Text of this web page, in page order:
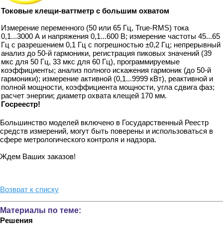
Токовые клещи-ваттметр с большим охватом
Измерение переменного (50 или 65 Гц, True-RMS) тока
0,1...3000 А и напряжения 0,1...600 В; измерение частоты 45...65
Гц с разрешением 0,1 Гц с погрешностью ±0,2 Гц; непрерывный
анализ до 50-й гармоники, регистрация пиковых значений (39
мкс для 50 Гц, 33 мкс для 60 Гц), программируемые
коэффициенты; анализ полного искажения гармоник (до 50-й
гармоники); измерение активной (0,1...9999 кВт), реактивной и
полной мощности, коэффициента мощности, угла сдвига фаз;
расчет энергии; диаметр охвата клещей 170 мм.
Госреестр!
Большинство моделей включено в Государственный Реестр
средств измерений, могут быть поверены и использоваться в
сфере метрологического контроля и надзора.
Ждем Ваших заказов!
Возврат к списку
Материалы по теме:
Решения